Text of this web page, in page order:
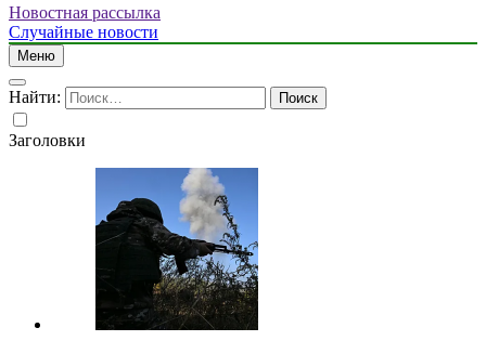
Новостная рассылка
Случайные новости
Меню
Найти:
Заголовки